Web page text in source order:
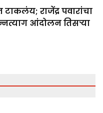
राजेंद्र पवारांचा
आंदोलन तिसऱ्या